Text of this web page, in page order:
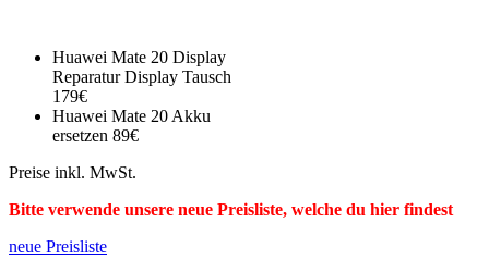
Huawei Mate 20 Display
Reparatur Display Tausch
179€
Huawei Mate 20 Akku
ersetzen 89€
Preise inkl. MwSt.
Bitte verwende unsere neue Preisliste, welche du hier findest
neue Preisliste